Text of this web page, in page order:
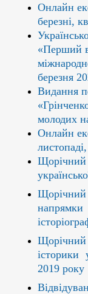
Онлайн
березні,
«Перший
березня
Видання
молодих
Онлайн
історики
2019 року